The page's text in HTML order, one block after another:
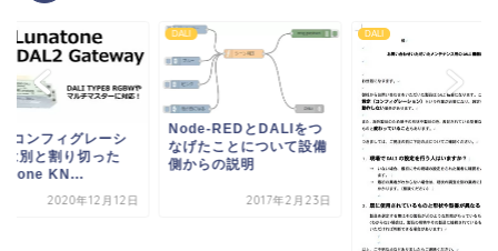
DALI
Node-REDとDALIをつ
なげたことについて設備
側からの説明
2017年2月23日
DALIコンフ
ョンは別と
Lunatone